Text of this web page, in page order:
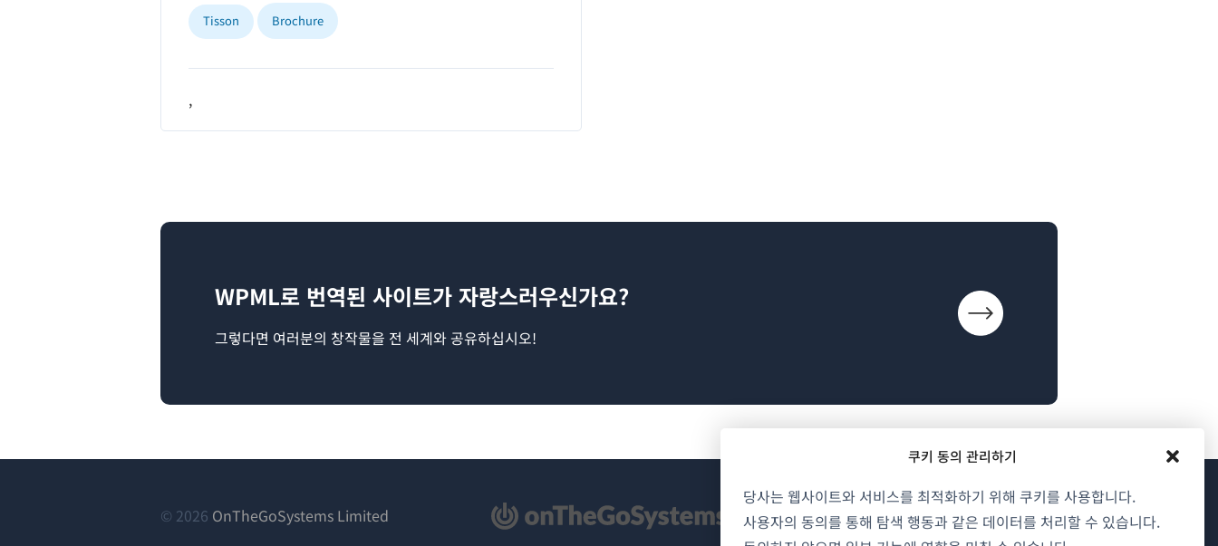
쿠키 동의 관리하기
당사는 웹사이트와 서비스를 최적화하기 위해 쿠키를 사용합니다.
사용자의 동의를 통해 탐색 행동과 같은 데이터를 처리할 수 있습니다.
Tisson Brochure
,
WPML로 번역된 사이트가 자랑스러우신가요?
그렇다면 여러분의 창작물을 전 세계와 공유하십시오!
© 2026 OnTheGoSystems Limited
WPML 소개